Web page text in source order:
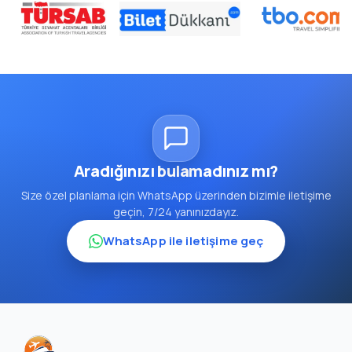
Aradığınızı bulamadınız mı?
Size özel planlama için WhatsApp üzerinden bizimle iletişime
geçin, 7/24 yanınızdayız.
WhatsApp ile iletişime geç